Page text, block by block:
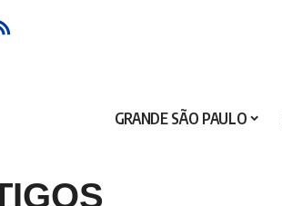
GRANDE SÃO PAULO